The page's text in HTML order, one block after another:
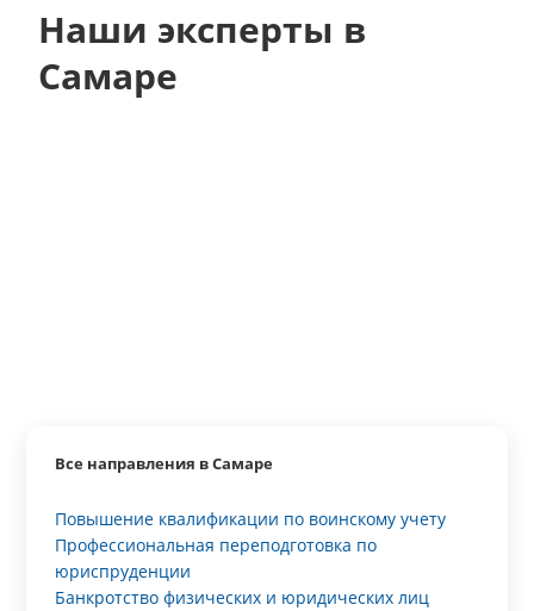
Наши эксперты в
Самаре
Все направления в Самаре
Повышение квалификации по воинскому учету
Профессиональная переподготовка по
юриспруденции
Банкротство физических и юридических лиц